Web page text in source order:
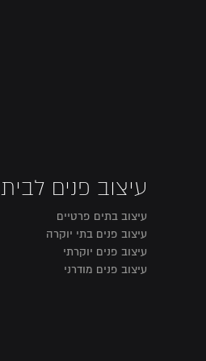
עיצוב פנים לבית
עיצוב בתים פרטיים
עיצוב פנים בתי יוקרה
עיצוב פנים יוקרתי
עיצוב פנים מודרני